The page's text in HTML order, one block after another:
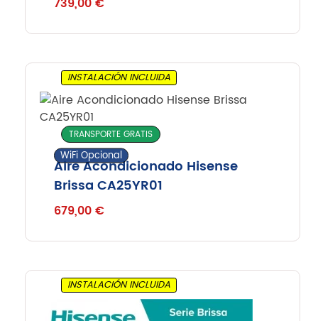
739,00€
WiFi Opcional
INSTALACIÓN INCLUIDA
TRANSPORTE GRATIS
Aire Acondicionado Hisense
Brissa CA25YR01
679,00€
INSTALACIÓN INCLUIDA